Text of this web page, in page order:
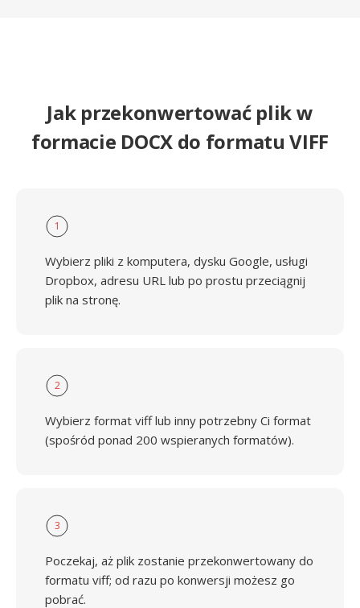
Jak przekonwertować plik w
formacie DOCX do formatu VIFF
1
Wybierz pliki z komputera, dysku Google, usługi
Dropbox, adresu URL lub po prostu przeciągnij
plik na stronę.
2
Wybierz format viff lub inny potrzebny Ci format
(spośród ponad 200 wspieranych formatów).
3
Poczekaj, aż plik zostanie przekonwertowany do
formatu viff; od razu po konwersji możesz go
pobrać.